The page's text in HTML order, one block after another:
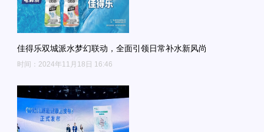
佳得乐双城派水梦幻联动，全面引领日常补水新风尚
时间：2024年11月18日 16:46